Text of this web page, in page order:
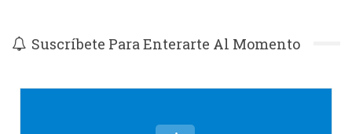
Suscríbete Para Enterarte Al Momento